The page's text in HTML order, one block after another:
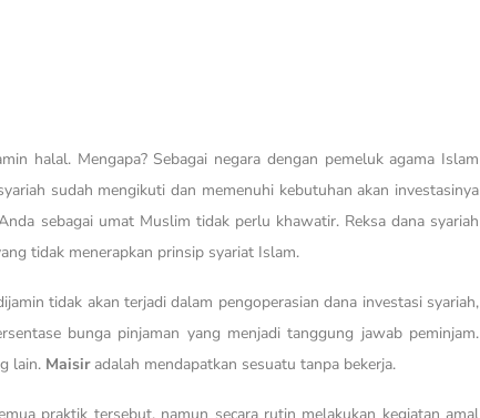
halal. Mengapa? Sebagai negara dengan pemeluk agama Islam
sudah mengikuti dan memenuhi kebutuhan akan investasinya
sebagai umat Muslim tidak perlu khawatir. Reksa dana syariah
tidak menerapkan prinsip syariat Islam.
tidak akan terjadi dalam pengoperasian dana investasi syariah,
bunga pinjaman yang menjadi tanggung jawab peminjam.
lain. Maisir adalah mendapatkan sesuatu tanpa bekerja.